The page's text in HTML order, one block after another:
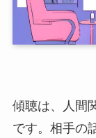
傾聴は、人間
です。相手の